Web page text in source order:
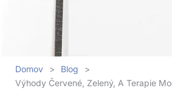
Domov > Blog
>
Výhody Červené, Zelený, A Terapie